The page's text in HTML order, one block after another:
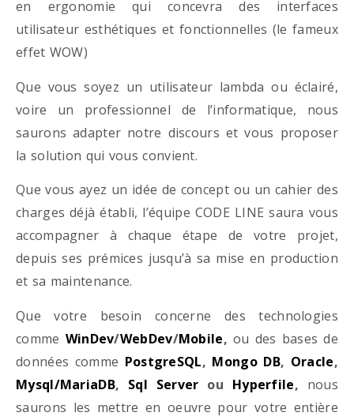
en ergonomie qui concevra des interfaces
utilisateur esthétiques et fonctionnelles (le fameux
effet WOW)
Que vous soyez un utilisateur lambda ou éclairé,
voire un professionnel de l’informatique, nous
saurons adapter notre discours et vous proposer
la solution qui vous convient.
Que vous ayez un idée de concept ou un cahier des
charges déjà établi, l’équipe CODE LINE saura vous
accompagner à chaque étape de votre projet,
depuis ses prémices jusqu’à sa mise en production
et sa maintenance.
Que votre besoin concerne des technologies
comme WinDev/WebDev/Mobile, ou des bases de
données comme PostgreSQL, Mongo DB, Oracle,
Mysql/MariaDB, Sql Server ou Hyperfile, nous
saurons les mettre en oeuvre pour votre entière